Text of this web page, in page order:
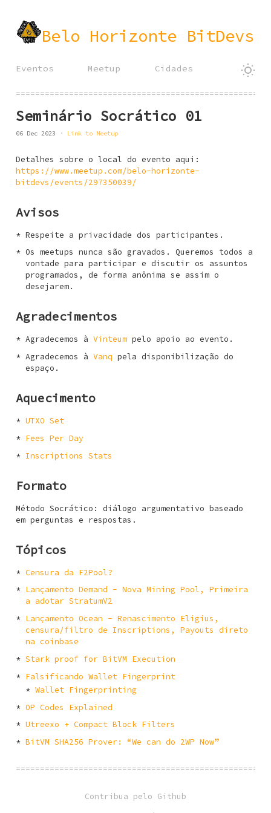
Belo Horizonte BitDevs
Eventos Meetup Cidades
Seminário Socrático 01
06 Dec 2023 Link to Meetup
Detalhes sobre o local do evento aqui:
https://www.meetup.com/belo-horizonte-
bitdevs/events/297350039/
Avisos
Respeite a privacidade dos participantes.
Os meetups nunca são gravados. Queremos todos a
vontade para participar e discutir os assuntos
programados, de forma anônima se assim o
desejarem.
Agradecimentos
Agradecemos à Vinteum pelo apoio ao evento.
Agradecemos à Vanq pela disponibilização do
espaço.
Aquecimento
UTXO Set
Fees Per Day
Inscriptions Stats
Formato
Método Socrático: diálogo argumentativo baseado
em perguntas e respostas.
Tópicos
Censura da F2Pool?
Lançamento Demand - Nova Mining Pool, Primeira
a adotar StratumV2
Lançamento Ocean - Renascimento Eligius,
censura/filtro de Inscriptions, Payouts direto
na coinbase
Stark proof for BitVM Execution
Falsificando Wallet Fingerprint
Wallet Fingerprinting
OP Codes Explained
Utreexo + Compact Block Filters
BitVM SHA256 Prover: “We can do 2WP Now”
Contribua pelo Github